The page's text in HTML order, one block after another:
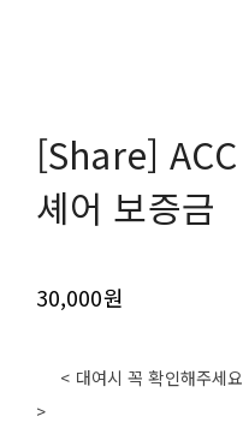
[Share] ACC
셰어 보증금
30,000원
< 대여시 꼭 확인해주세요
>